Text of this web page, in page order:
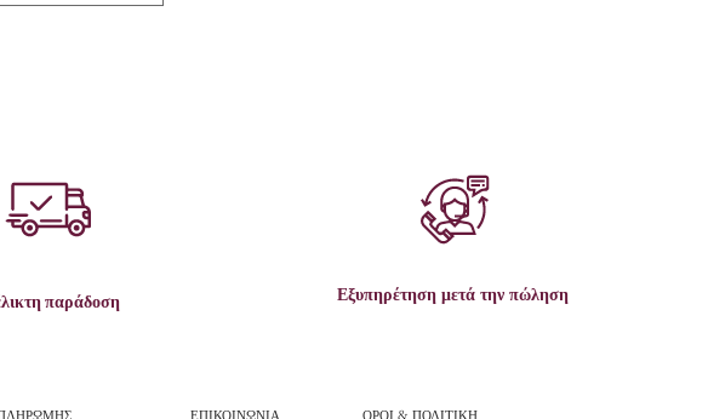
παράδοση Εξυπηρέτηση μετά την πώληση
ΕΠΙΚΟΙΝΩΝΙΑ ΟΡΟΙ & ΠΟΛΙΤΙΚΗ